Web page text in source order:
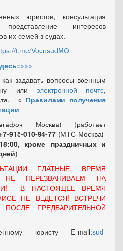
юристов, консультация
интересов
их семей в судах.
t.me/VoensudMO
задавать вопросы военным
или электронной почте,
с Правилами получения
.
Москва) (работает
915-010-94-77 (МТС Москва)
кроме праздничных и
)
ПЛАТНЫЕ, ВРЕМЯ
ПЕРЕЗВАНИВАЕМ НА
В НАСТОЯЩЕЕ ВРЕМЯ
НЕ ВЕДЕТСЯ! ВСТРЕЧИ
ПРЕДВАРИТЕЛЬНОЙ
юристу E-mail:sud-